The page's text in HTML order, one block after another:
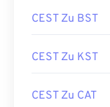
CEST Zu BST
CEST Zu KST
CEST Zu CAT